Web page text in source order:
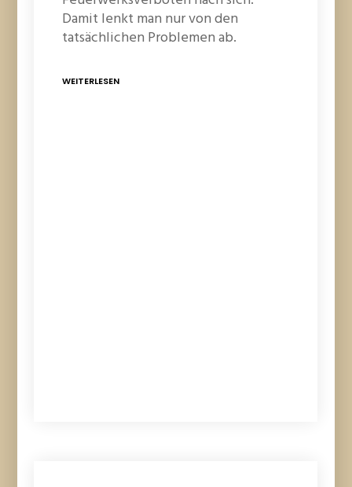
Damit lenkt man nur von den
tatsächlichen Problemen ab.
WEITERLESEN